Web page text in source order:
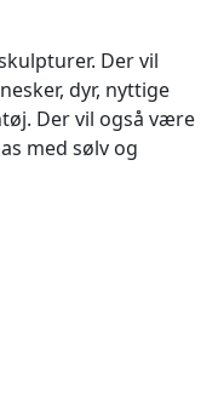
Der vil
dyr, nyttige
Der vil også være
med sølv og